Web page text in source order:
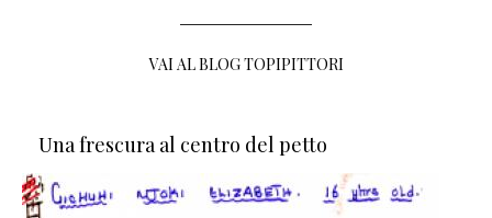
VAI AL BLOG TOPIPITTORI
Una frescura al centro del petto